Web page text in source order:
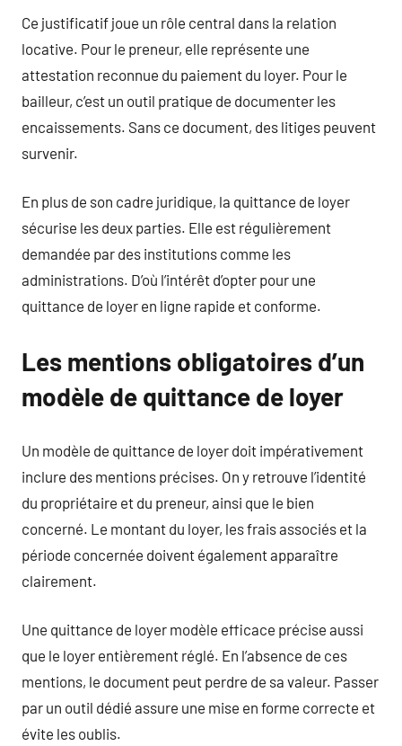
Ce justificatif joue un rôle central dans la relation
locative. Pour le preneur, elle représente une
attestation reconnue du paiement du loyer. Pour le
bailleur, c’est un outil pratique de documenter les
encaissements. Sans ce document, des litiges peuvent
survenir.
En plus de son cadre juridique, la quittance de loyer
sécurise les deux parties. Elle est régulièrement
demandée par des institutions comme les
administrations. D’où l’intérêt d’opter pour une
quittance de loyer en ligne rapide et conforme.
Les mentions obligatoires d’un
modèle de quittance de loyer
Un modèle de quittance de loyer doit impérativement
inclure des mentions précises. On y retrouve l’identité
du propriétaire et du preneur, ainsi que le bien
concerné. Le montant du loyer, les frais associés et la
période concernée doivent également apparaître
clairement.
Une quittance de loyer modèle efficace précise aussi
que le loyer entièrement réglé. En l’absence de ces
mentions, le document peut perdre de sa valeur. Passer
par un outil dédié assure une mise en forme correcte et
évite les oublis.